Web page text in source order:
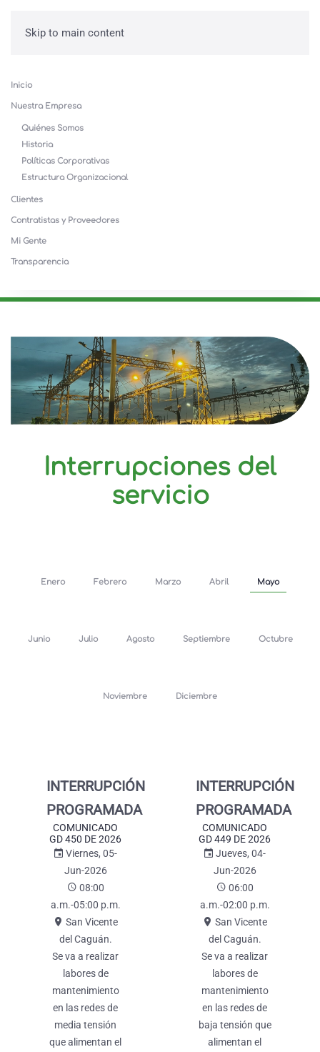
Skip to main content
Inicio
Nuestra Empresa
Quiénes Somos
Historia
Políticas Corporativas
Estructura Organizacional
Clientes
Contratistas y Proveedores
Mi Gente
Transparencia
Interrupciones del
servicio
Enero Febrero Marzo Abril Mayo
Junio Julio Agosto Septiembre Octubre
Noviembre Diciembre
INTERRUPCIÓN
PROGRAMADA
COMUNICADO
GD 450 DE 2026
Viernes, 05-
Jun-2026
08:00
a.m.-05:00 p.m.
San Vicente
del Caguán.
se va a realizar
labores de
mantenimiento
en las redes de
media tensión
que alimentan el
INTERRUPCIÓN
PROGRAMADA
COMUNICADO
GD 449 DE 2026
Jueves, 04-
Jun-2026
06:00
a.m.-02:00 p.m.
San Vicente
del Caguán.
se va a realizar
labores de
mantenimiento
en las redes de
baja tensión que
alimentan el